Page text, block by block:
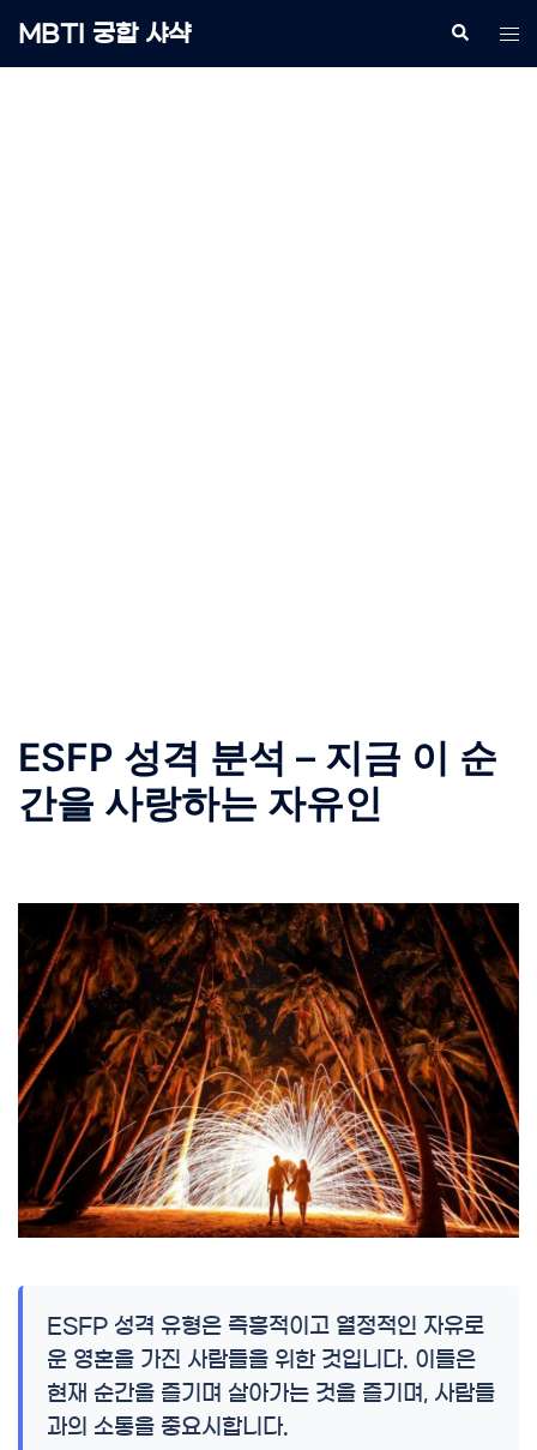
to
MBTI 궁합 샤샥 Search
ESFP 성격 분석 – 지금 이 순
간을 사랑하는 자유인
ESFP 성격 유형은 즉흥적이고 열정적인 자유로
운 영혼을 가진 사람들을 위한 것입니다. 이들은
현재 순간을 즐기며 살아가는 것을 즐기며, 사람들
과의 소통을 중요시합니다.